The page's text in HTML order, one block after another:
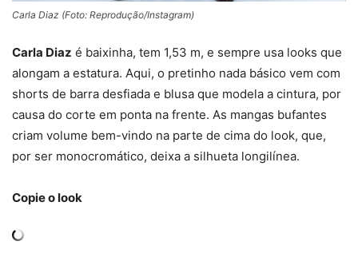
Carla Diaz (Foto: Reprodução/Instagram)
Carla Diaz é baixinha, tem 1,53 m, e sempre usa looks que
alongam a estatura. Aqui, o pretinho nada básico vem com
shorts de barra desfiada e blusa que modela a cintura, por
causa do corte em ponta na frente. As mangas bufantes
criam volume bem-vindo na parte de cima do look, que,
por ser monocromático, deixa a silhueta longilínea.
Copie o look